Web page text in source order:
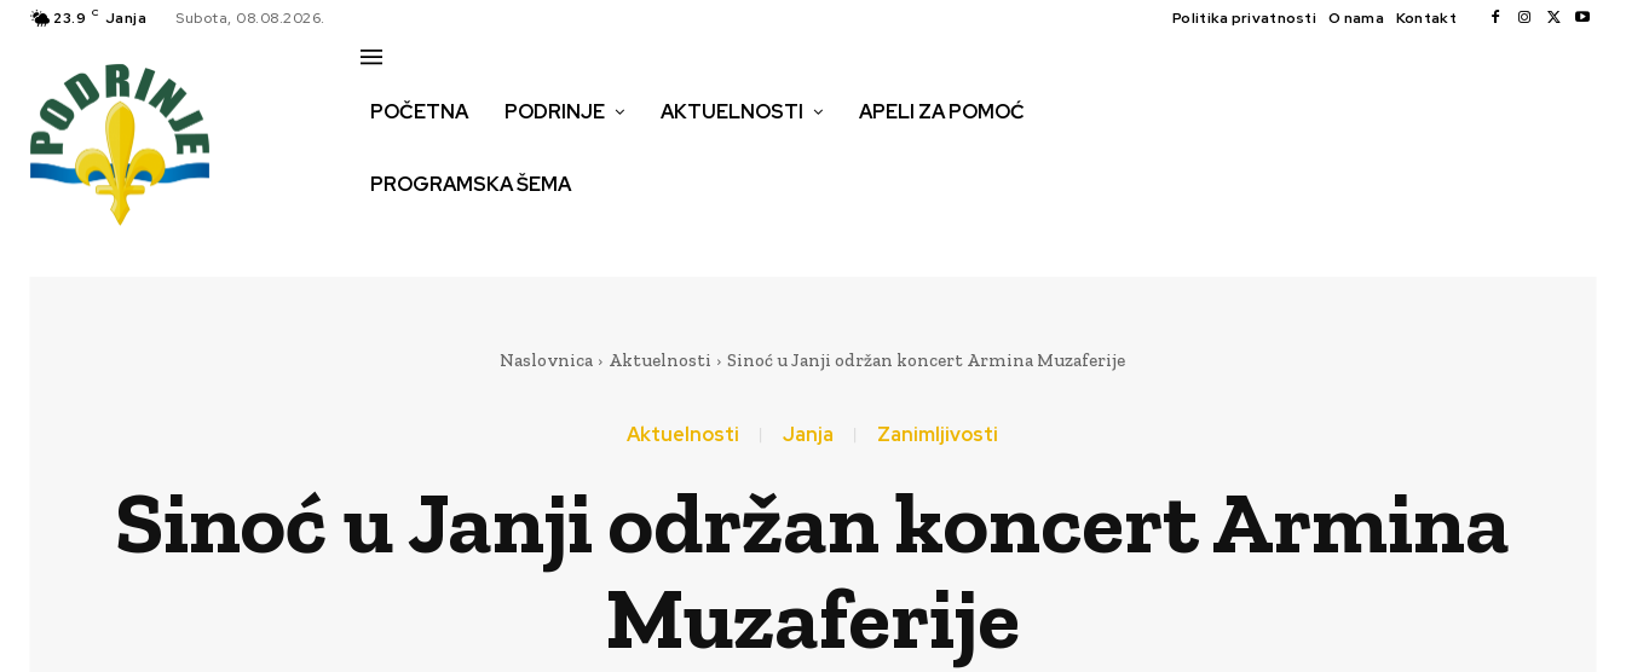
23.9 C Janja Subota, 08.08.2026. Politika privatnosti O nama Kontakt
POČETNA PODRINJE AKTUELNOSTI APELI ZA POMOĆ
PROGRAMSKA ŠEMA
Naslovnica Aktuelnosti Sinoć u Janji održan koncert Armina Muzaferije
Aktuelnosti Janja Zanimljivosti
Sinoć u Janji održan koncert Armina
Muzaferije